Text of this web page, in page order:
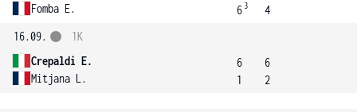
Fomba E.
6 3
4
16.09.
Crepaldi E.
Mitjana L.
1K
6
1
6
2